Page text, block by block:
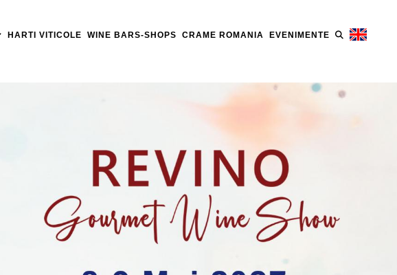
HARTI VITICOLE WINE BARS-SHOPS CRAME ROMANIA EVENIMENTE